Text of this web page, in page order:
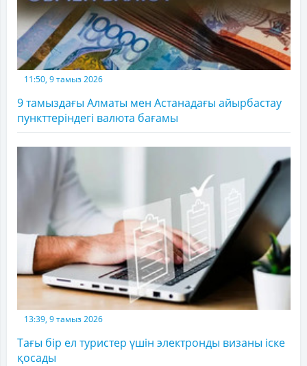
11:50, 9 тамыз 2026
9 тамыздағы Алматы мен Астанадағы айырбастау
пункттеріндегі валюта бағамы
13:39, 9 тамыз 2026
Тағы бір ел туристер үшін электронды визаны іске
қосады